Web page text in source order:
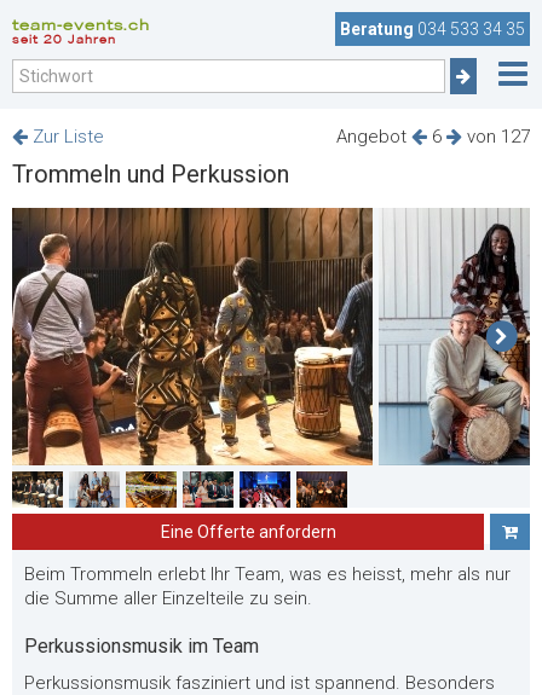
team-events.ch
seit 20 Jahren
Beratung 034 533 34 35
Angebot 6 von 127
Zur Liste
Trommeln und Perkussion
Eine Offerte anfordern
Beim Trommeln erlebt Ihr Team, was es heisst, mehr als nur
die Summe aller Einzelteile zu sein.
Perkussionsmusik im Team
Perkussionsmusik fasziniert und ist spannend. Besonders